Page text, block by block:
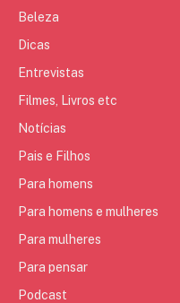
Beleza
Dicas
Entrevistas
Filmes, Livros etc
Notícias
Pais e Filhos
Para homens
Para homens e mulheres
Para mulheres
Para pensar
Podcast